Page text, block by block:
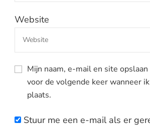
Website
Mijn naam, e-mail en site
voor de volgende keer wanneer
plaats.
Stuur me een e-mail als er